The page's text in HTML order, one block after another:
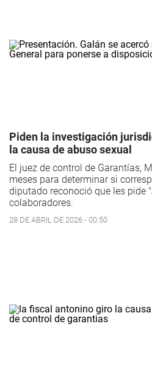
Piden la investigación
la causa de abuso sexual
El juez de control de Garantías,
meses para determinar si
diputado reconoció que les pide
colaboradores.
28 DE ABRIL DE 2026 - 00:50